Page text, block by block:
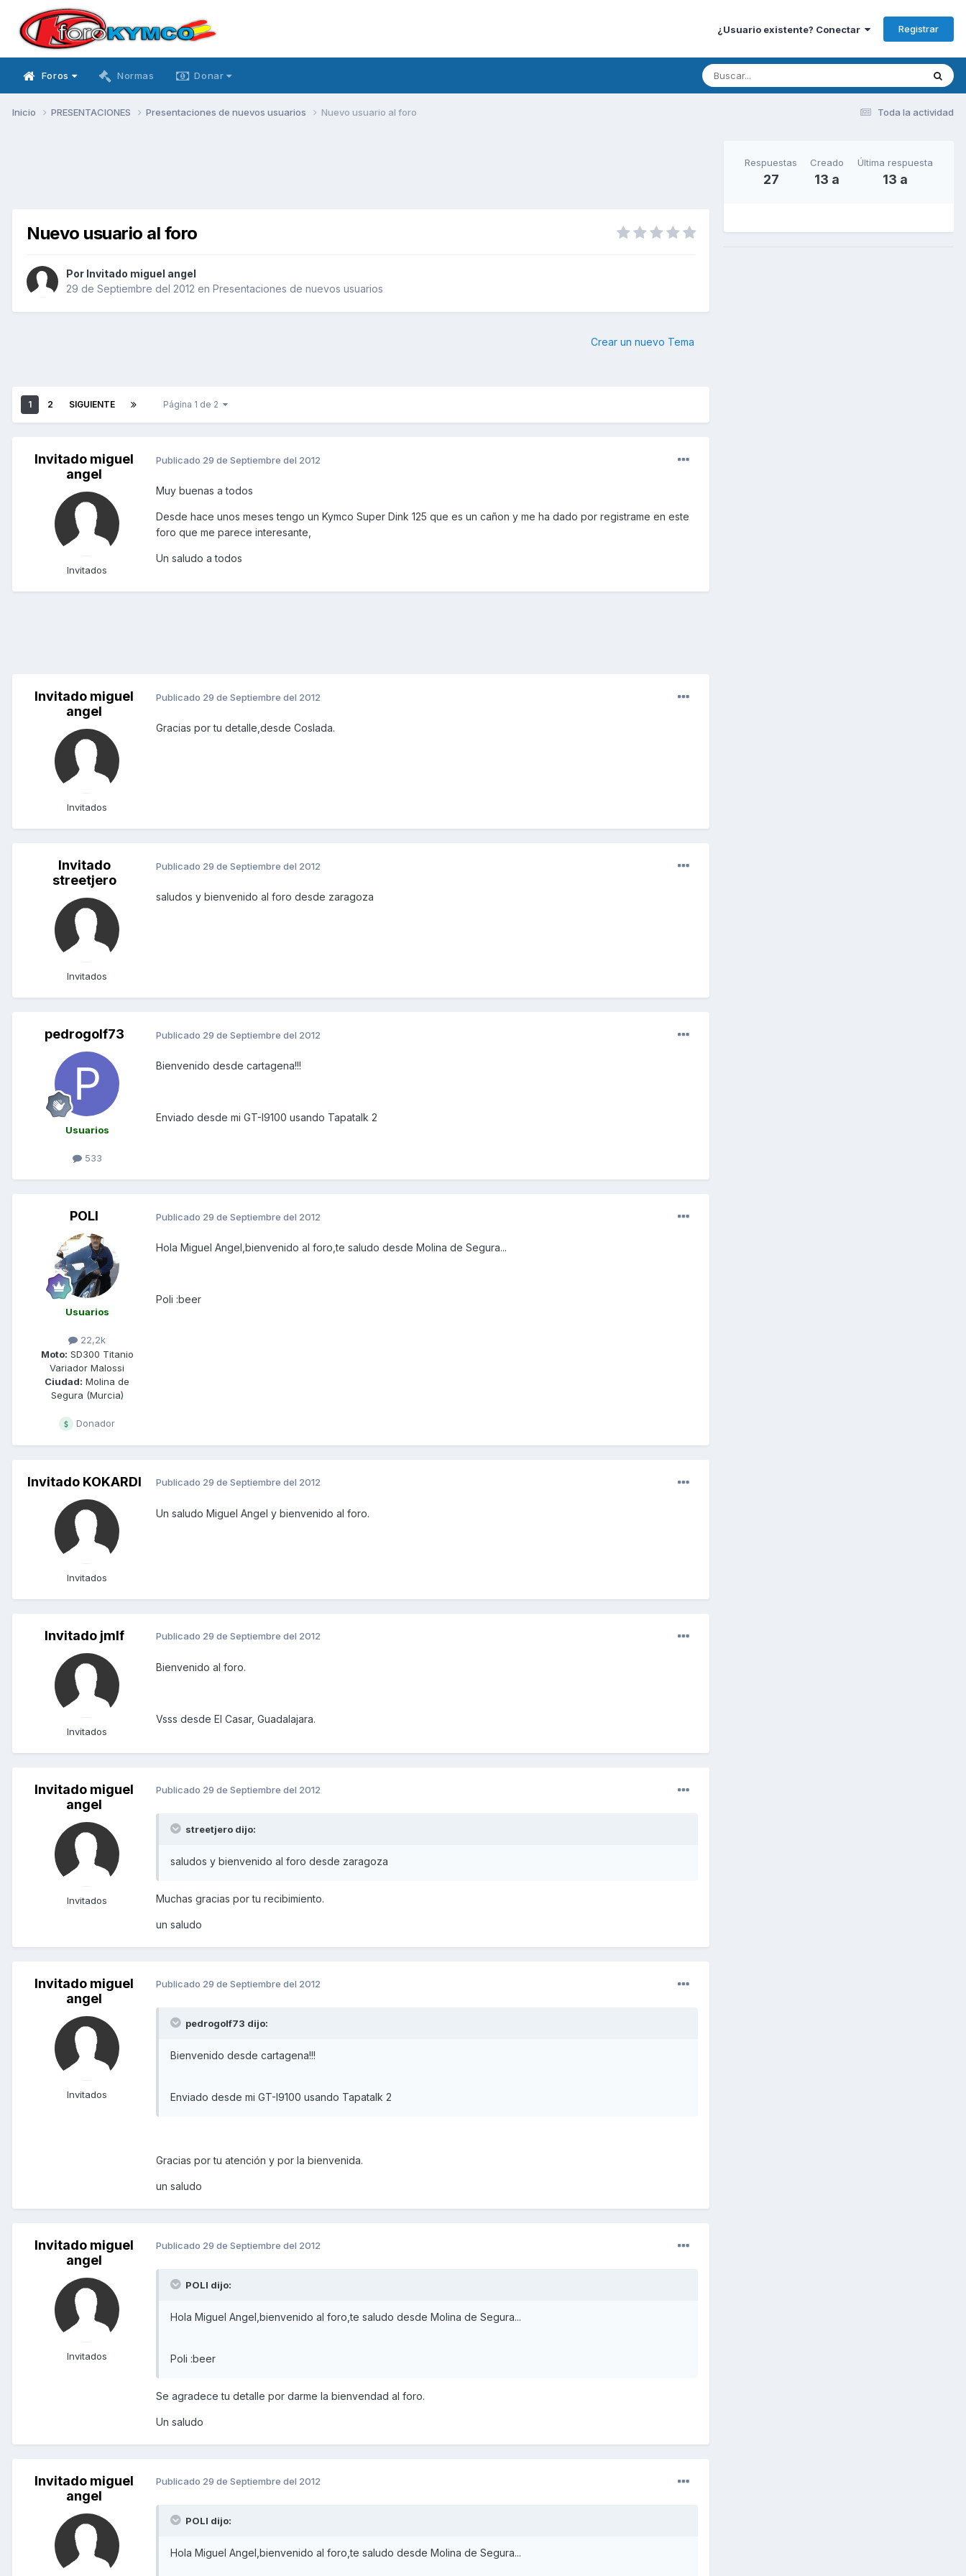
¿Usuario existente? Conectar Registrar
Foros Normas Donar
Toda la actividad
Inicio PRESENTACIONES Presentaciones de nuevos usuarios Nuevo usuario al foro
Nuevo usuario al foro
Por Invitado miguel angel
29 de Septiembre del 2012 en Presentaciones de nuevos usuarios
Crear un nuevo Tema
1 2 SIGUIENTE Página 1 de 2
Invitado miguel
angel
Invitados
Publicado 29 de Septiembre del 2012
Muy buenas a todos
Desde hace unos meses tengo un Kymco Super Dink 125 que es un cañon y me ha dado por registrame en este
foro que me parece interesante,
Un saludo a todos
Invitado miguel
angel
Invitados
Publicado 29 de Septiembre del 2012
Gracias por tu detalle,desde Coslada.
Invitado
streetjero
Invitados
Publicado 29 de Septiembre del 2012
saludos y bienvenido al foro desde zaragoza
pedrogolf73
Usuarios
533
Publicado 29 de Septiembre del 2012
Bienvenido desde cartagena!!!
Enviado desde mi GT-I9100 usando Tapatalk 2
POLI
Usuarios
22,2k
Moto: SD300 Titanio
Variador Malossi
Ciudad: Molina de
Segura (Murcia)
Donador
Publicado 29 de Septiembre del 2012
Hola Miguel Angel,bienvenido al foro,te saludo desde Molina de Segura...
Poli :beer
Invitado KOKARDI
Invitados
Publicado 29 de Septiembre del 2012
Un saludo Miguel Angel y bienvenido al foro.
Invitado jmlf
Invitados
Publicado 29 de Septiembre del 2012
Bienvenido al foro.
Vsss desde El Casar, Guadalajara.
Invitado miguel
angel
Invitados
Publicado 29 de Septiembre del 2012
streetjero dijo:
saludos y bienvenido al foro desde zaragoza
Muchas gracias por tu recibimiento.
un saludo
Invitado miguel
angel
Invitados
Publicado 29 de Septiembre del 2012
pedrogolf73 dijo:
Bienvenido desde cartagena!!!
Enviado desde mi GT-I9100 usando Tapatalk 2
Gracias por tu atención y por la bienvenida.
un saludo
Invitado miguel
angel
Invitados
Publicado 29 de Septiembre del 2012
POLI dijo:
Hola Miguel Angel,bienvenido al foro,te saludo desde Molina de Segura...
Poli :beer
Se agradece tu detalle por darme la bienvendad al foro.
Un saludo
Invitado miguel
angel
Publicado 29 de Septiembre del 2012
POLI dijo:
Hola Miguel Angel,bienvenido al foro,te saludo desde Molina de Segura...
Respuestas
27
Creado
13 a
Última respuesta
13 a